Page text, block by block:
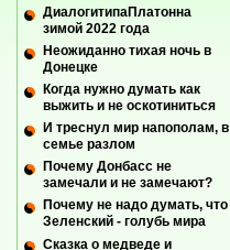
ДиалогитипаПлатонна
зимой 2022 года
Неожиданно тихая ночь в
Донецке
Когда нужно думать как
выжить и не оскотиниться
И треснул мир напополам, в
семье разлом
Почему Донбасс не
замечали и не замечают?
Почему не надо думать, что
Зеленский - голубь мира
Сказка о медведе и